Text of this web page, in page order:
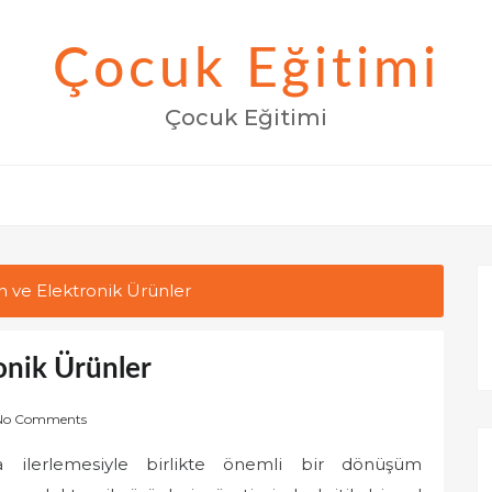
Çocuk Eğitimi
Çocuk Eğitimi
ve Elektronik Ürünler
Ürünler
Comments
ilerlemesiyle birlikte önemli bir dönüşüm